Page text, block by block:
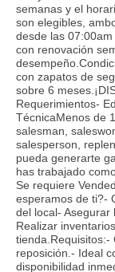
semanas y el
son elegibles,
desde las
con renovación
con zapatos de
sobre 6
Requerimientos-
TécnicaMenos de
salesman,
salesperson,
pueda generarte
has trabajado
Se requiere
esperamos de ti?-
del local- Asegurar
Realizar
tienda.Requisitos:-
reposición.- Ideal
disponibilidad